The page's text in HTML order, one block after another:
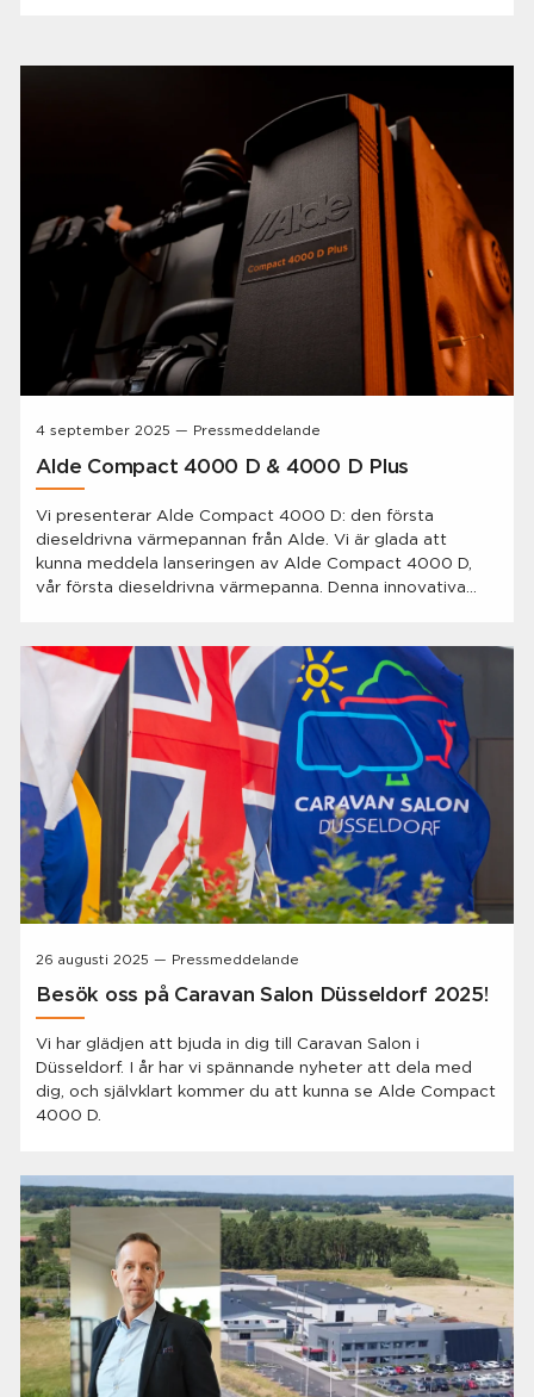
4 september 2025 — Pressmeddelande
Alde Compact 4000 D & 4000 D Plus
Vi presenterar Alde Compact 4000 D: den första
dieseldrivna värmepannan från Alde. Vi är glada att
kunna meddela lanseringen av Alde Compact 4000 D,
vår första dieseldrivna värmepanna. Denna innovativa
för husvagnar och husbilar.
26 augusti 2025 — Pressmeddelande
Besök oss på Caravan Salon Düsseldorf 2025!
Vi har glädjen att bjuda in dig till Caravan Salon i
Düsseldorf. I år har vi spännande nyheter att dela med
dig, och självklart kommer du att kunna se Alde Compact
4000 D.